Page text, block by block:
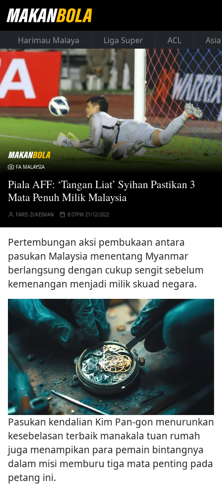
Harimau Malaya Liga Super ACL
FA MALAYSIA
Piala AFF: ‘Tangan Liat’ Syihan Pastikan 3
Mata Penuh Milik Malaysia
FARIS ZUKEIMAN 8:07PM 21/12/2022
Pertembungan aksi pembukaan antara
pasukan Malaysia menentang Myanmar
berlangsung dengan cukup sengit sebelum
kemenangan menjadi milik skuad negara.
Pasukan kendalian Kim Pan-gon menurunkan
kesebelasan terbaik manakala tuan rumah
juga menampikan para pemain bintangnya
dalam misi memburu tiga mata penting pada
petang ini.